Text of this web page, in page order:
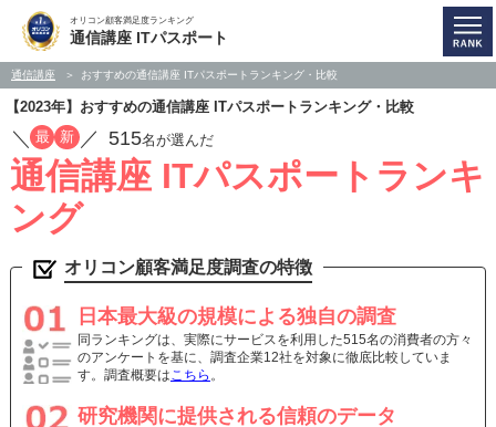
オリコン顧客満足度ランキング
通信講座 ITパスポート
通信講座 おすすめの通信講座 ITパスポートランキング・比較
【2023年】おすすめの通信講座 ITパスポートランキング・比較
／ 最 新 ／ 515名が選んだ
通信講座 ITパスポートランキ
ング
オリコン顧客満足度調査の特徴
日本最大級の規模による独自の調査
同ランキングは、実際にサービスを利用した515名の消費者の方々
のアンケートを基に、調査企業12社を対象に徹底比較していま
す。調査概要はこちら 。
研究機関に提供される信頼のデータ